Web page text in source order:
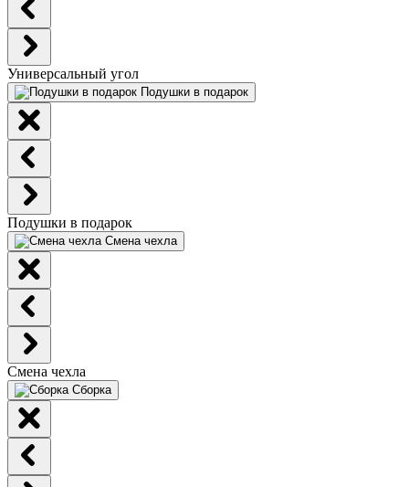
Универсальный угол
Подушки в подарок
Подушки в подарок
Смена чехла
Смена чехла
Сборка